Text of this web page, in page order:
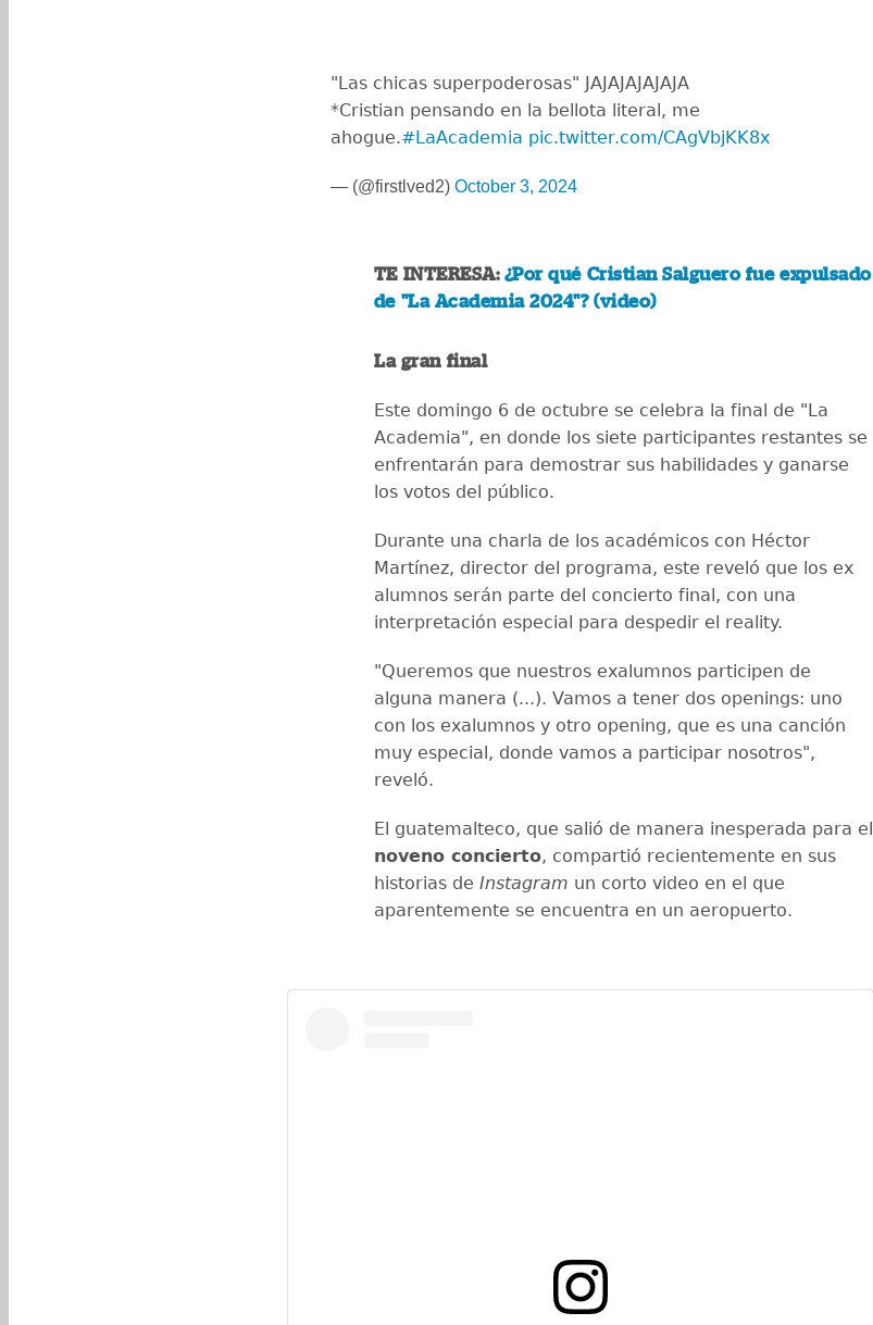
"Las chicas superpoderosas" JAJAJAJAJAJA
*Cristian pensando en la bellota literal, me
ahogue.#LaAcademia pic.twitter.com/CAgVbjKK8x
— (@firstlved2) October 3, 2024
TE INTERESA:¿Por qué Cristian Salguero fue expulsado
de "La Academia 2024"? (video)
La gran final
Este domingo 6 de octubre se celebra la final de "La
Academia", en donde los siete participantes restantes se
enfrentarán para demostrar sus habilidades y ganarse
los votos del público.
Durante una charla de los académicos con Héctor
Martínez, director del programa, este reveló que los ex
alumnos serán parte del concierto final, con una
interpretación especial para despedir el reality.
"Queremos que nuestros exalumnos participen de
alguna manera (...). Vamos a tener dos openings: uno
con los exalumnos y otro opening, que es una canción
muy especial, donde vamos a participar nosotros",
reveló.
El guatemalteco, que salió de manera inesperada para el
noveno concierto, compartió recientemente en sus
historias de Instagram un corto video en el que
aparentemente se encuentra en un aeropuerto.